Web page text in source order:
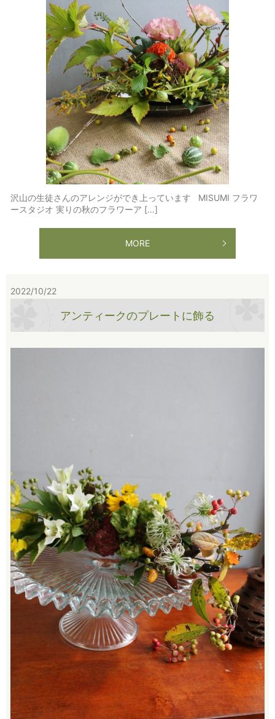
沢山の生徒さんのアレンジができ上っています MISUMI フラワ
ースタジオ 実りの秋のフラワーア […]
MORE
2022/10/22
アンティークのプレートに飾る